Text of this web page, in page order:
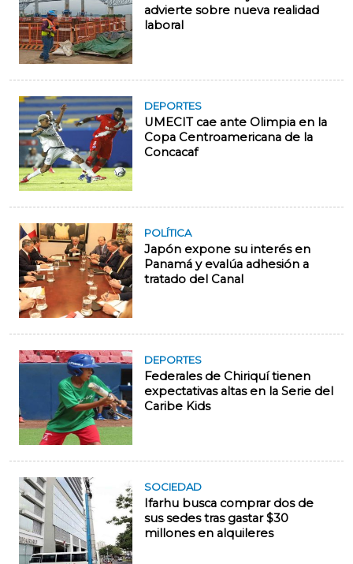
advierte sobre nueva realidad
laboral
DEPORTES
UMECIT cae ante Olimpia en la
Copa Centroamericana de la
Concacaf
POLÍTICA
Japón expone su interés en
Panamá y evalúa adhesión a
tratado del Canal
DEPORTES
Federales de Chiriquí tienen
expectativas altas en la Serie del
Caribe Kids
SOCIEDAD
Ifarhu busca comprar dos de
sus sedes tras gastar $30
millones en alquileres